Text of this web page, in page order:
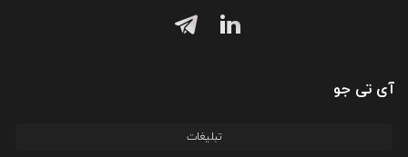
آی تی جو
تبلیغات